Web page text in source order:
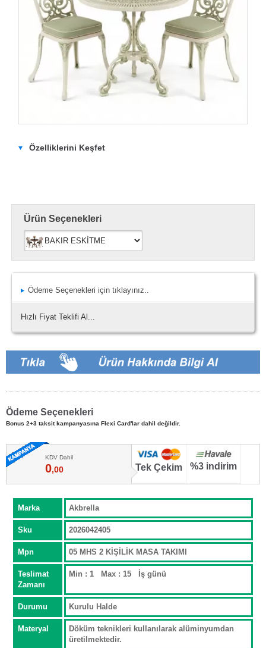
Özelliklerini Keşfet
Ürün Seçenekleri
Ödeme Seçenekleri için tıklayınız..
Hızlı Fiyat Teklifi Al...
Ödeme Seçenekleri
Bonus 2+3 taksit kampanyasına Flexi Card'lar dahil değildir.
KDV Dahil
0,00 Tek Çekim %3 indirim
Marka Akbrella
Sku 2026042405
Mpn 05 MHS 2 KİŞİLİK MASA TAKIMI
Teslimat
Zamanı
Min : 1 Max : 15 İş günü
Durumu Kurulu Halde
Materyal
Döküm teknikleri kullanılarak alüminyumdan
üretilmektedir.